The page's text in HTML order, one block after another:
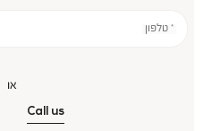
* טלפון
או
Call us